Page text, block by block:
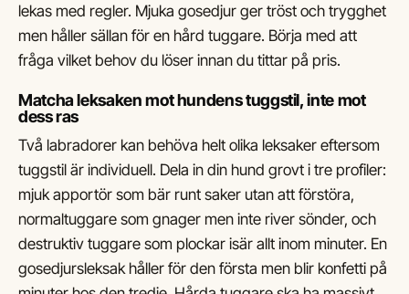
lekas med regler. Mjuka gosedjur ger tröst och trygghet
men håller sällan för en hård tuggare. Börja med att
fråga vilket behov du löser innan du tittar på pris.
Matcha leksaken mot hundens tuggstil, inte mot
dess ras
Två labradorer kan behöva helt olika leksaker eftersom
tuggstil är individuell. Dela in din hund grovt i tre profiler:
mjuk apportör som bär runt saker utan att förstöra,
normaltuggare som gnager men inte river sönder, och
destruktiv tuggare som plockar isär allt inom minuter. En
gosedjursleksak håller för den första men blir konfetti på